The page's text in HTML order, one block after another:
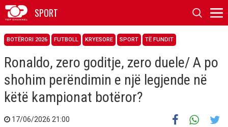
SPORT
BOTËRORI 2026 FUTBOLL KRYESORE SPORT TË FUNDIT
Ronaldo, zero goditje, zero duele/ A po
shohim perëndimin e një legjende në
këtë kampionat botëror?
17/06/2026 21:00